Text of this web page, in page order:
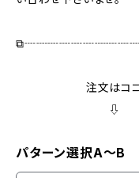
注文はココ
⇩
パターン選択A～B